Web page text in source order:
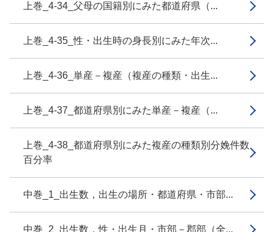
上巻_4-34_父母の国籍別にみた都道府県（...
上巻_4-35_性・出生時の身長別にみた年次...
上巻_4-36_単産－複産（複産の種類・出生...
上巻_4-37_都道府県別にみた単産－複産（...
上巻_4-38_都道府県別にみた複産の種類別分娩件数
百分率
中巻_1_出生数，出生の場所・都道府県・市部...
中巻_2_出生数，性・出生月・市部－郡部（全...